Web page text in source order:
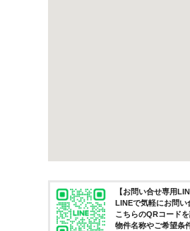
【お問い合せ専用
LINEで気軽にお問い
こちらのQRコード
物件名称やご希望条